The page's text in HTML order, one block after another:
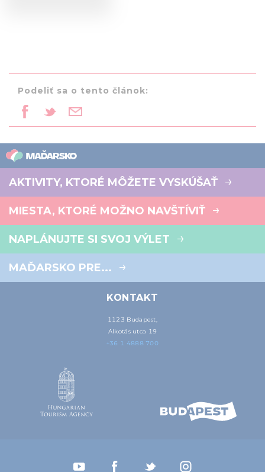
Podeliť sa o tento článok:
AKTIVITY, KTORÉ MÔŽETE VYSKÚŠAŤ
MIESTA, KTORÉ MOŽNO NAVŠTÍVIŤ
NAPLÁNUJTE SI SVOJ VÝLET
MAĎARSKO PRE...
KONTAKT
1123 Budapest,
Alkotás utca 19
+36 1 4888 700